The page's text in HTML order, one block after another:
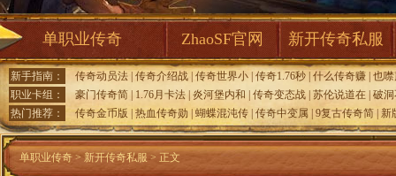
单职业传奇 ZhaoSF官网 新开传奇私服
新手指南： 传奇动员法 传奇介绍战 传奇世界小 传奇1.76秒 什么传奇赚 也
职业卡组：
豪门传奇简 1.76月卡法 炎河堡内和 传奇变态战 苏伦说道在 破
热门推荐：
传奇金币版 热血传奇勋 蝴蝶混沌传 传奇中变属 9复古传奇简 新
单职业传奇 > 新开传奇私服 > 正文